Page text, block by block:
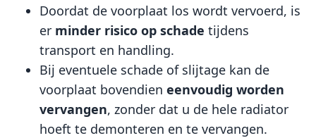
Doordat de voorplaat los wordt vervoerd, is
er minder risico op schade tijdens
transport en handling.
Bij eventuele schade of slijtage kan de
voorplaat bovendien eenvoudig worden
vervangen, zonder dat u de hele radiator
hoeft te demonteren en te vervangen.